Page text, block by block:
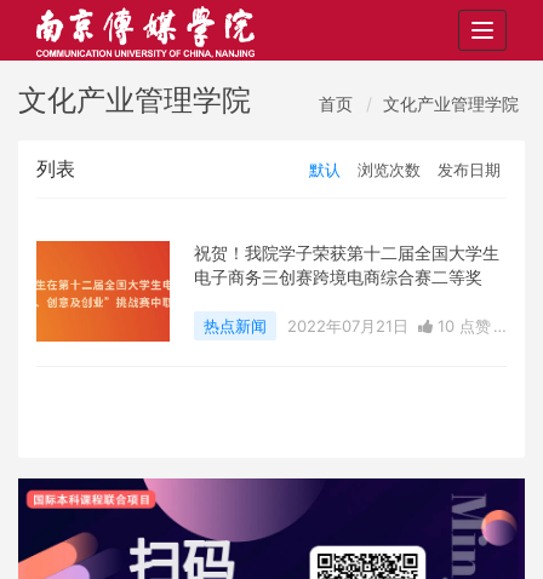
Toggle
文化产业管理学院 首页 文化产业管理学院
列表 默认 浏览次数 发布日期
祝贺！我院学子荣获第十二届全国大学生
电子商务三创赛跨境电商综合赛二等奖
热点新闻 2022年07月21日
10 点赞